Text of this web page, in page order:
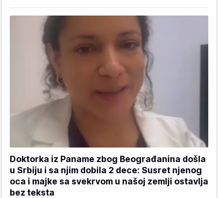
Doktorka iz Paname zbog Beograđanina došla
u Srbiju i sa njim dobila 2 dece: Susret njenog
oca i majke sa svekrvom u našoj zemlji ostavlja
bez teksta